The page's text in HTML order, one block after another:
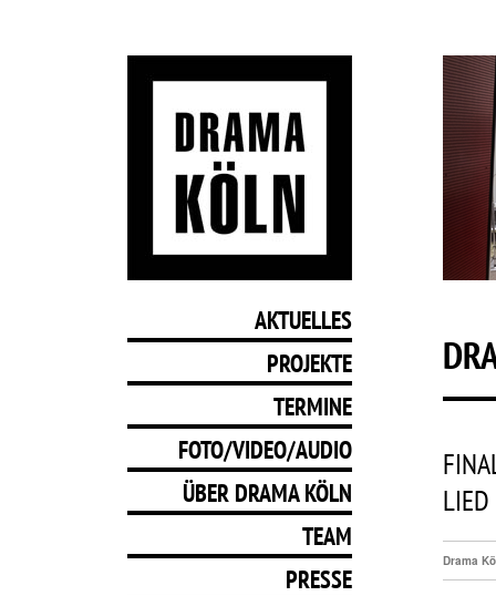
AKTUELLES
PROJEKTE
TERMINE
FOTO/VIDEO/AUDIO
ÜBER DRAMA KÖLN
TEAM
PRESSE
Drama